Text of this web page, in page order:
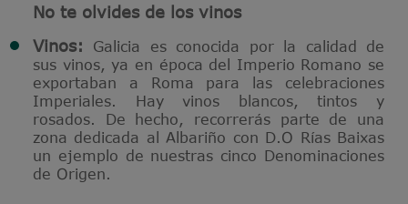
No te olvides de los vinos
Vinos:
Galicia es conocida por la calidad de
sus vinos, ya en época del Imperio Romano se
exportaban a Roma para las celebraciones
Imperiales. Hay vinos blancos, tintos y
rosados. De hecho, recorrerás parte de una
zona dedicada al Albariño con D.O Rías Baixas
un ejemplo de nuestras cinco Denominaciones
de Origen.